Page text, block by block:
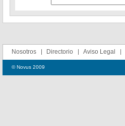
Nosotros Directorio Aviso Legal
© Novus 2009